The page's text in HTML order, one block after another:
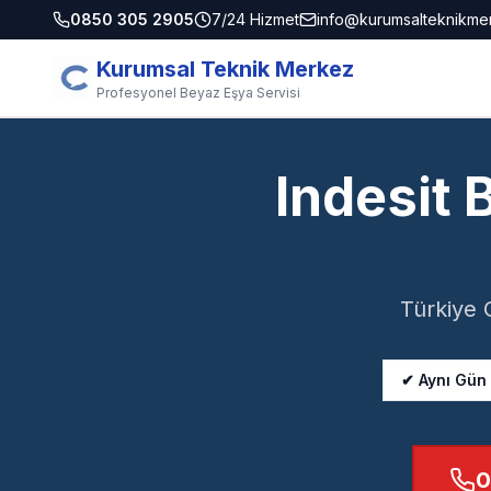
0850 305 2905 7/24 Hizmet
Kurumsal Teknik Merkez
Profesyonel Beyaz Eşya Servisi
Indesit
Türkiye
✔ Aynı